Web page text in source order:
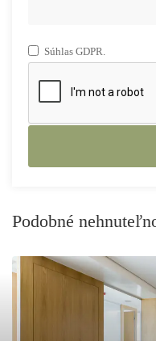
Súhlas GDPR.
Podobné